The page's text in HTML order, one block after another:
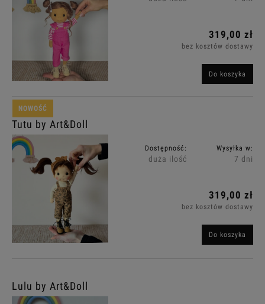
319,00 zł
bez kosztów dostawy
Do koszyka
Tutu by Art&Doll
Dostępność:
duża ilość
Wysyłka w:
7 dni
319,00 zł
bez kosztów dostawy
Do koszyka
NOWOŚĆ
Lulu by Art&Doll